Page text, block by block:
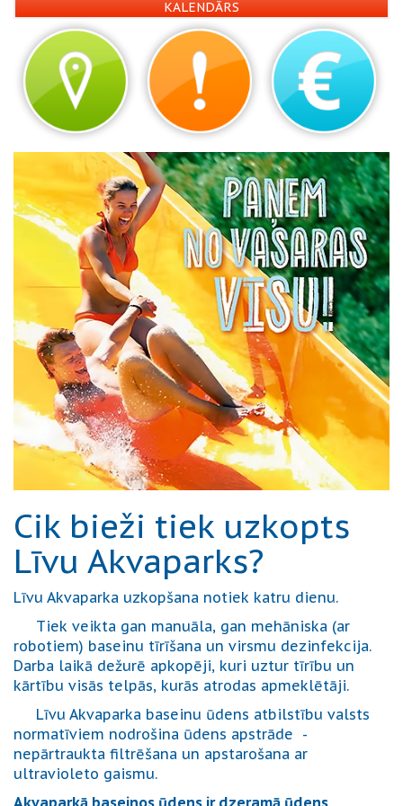
KALENDĀRS
Cik bieži tiek uzkopts
Līvu Akvaparks?
Līvu Akvaparka uzkopšana notiek katru dienu.
Tiek veikta gan manuāla, gan mehāniska (ar
robotiem) baseinu tīrīšana un virsmu dezinfekcija.
Darba laikā dežurē apkopēji, kuri uztur tīrību un
kārtību visās telpās, kurās atrodas apmeklētāji.
Līvu Akvaparka baseinu ūdens atbilstību valsts
normatīviem nodrošina ūdens apstrāde -
nepārtraukta filtrēšana un apstarošana ar
ultravioleto gaismu.
Akvaparkā baseinos ūdens ir dzeramā ūdens